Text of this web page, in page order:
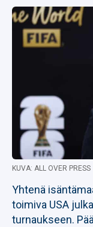
KUVA: ALL OVER PRESS
Yhtenä
toimiva USA
turnaukseen.